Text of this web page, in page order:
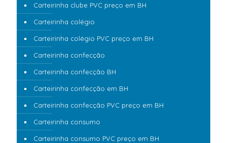
Carteirinha clube PVC preço em BH
Carteirinha colégio
Carteirinha colégio PVC preço em BH
Carteirinha confecção
Carteirinha confecção BH
Carteirinha confecção em BH
Carteirinha confecção PVC preço em BH
Carteirinha consumo
Carteirinha consumo PVC preço em BH